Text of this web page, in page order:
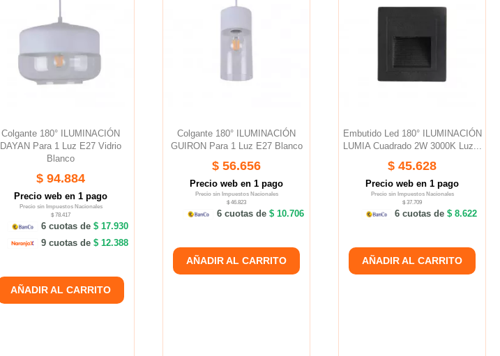
Colgante 180° ILUMINACIÓN
DAYAN Para 1 Luz E27 Vidrio
Blanco
$ 94.884
Precio web en 1 pago
Precio sin Impuestos Nacionales
$ 78.417
6 cuotas de $ 17.930
9 cuotas de $ 12.388
AÑADIR AL CARRITO
Colgante 180° ILUMINACIÓN
GUIRON Para 1 Luz E27 Blanco
$ 56.656
Precio web en 1 pago
Precio sin Impuestos Nacionales
$ 46.823
6 cuotas de $ 10.706
AÑADIR AL CARRITO
Embutido Led 180° ILUMINACIÓN
LUMIA Cuadrado 2W 3000K Luz...
$ 45.628
Precio web en 1 pago
Precio sin Impuestos Nacionales
$ 37.709
6 cuotas de$ 8.622
AÑADIR AL CARRITO